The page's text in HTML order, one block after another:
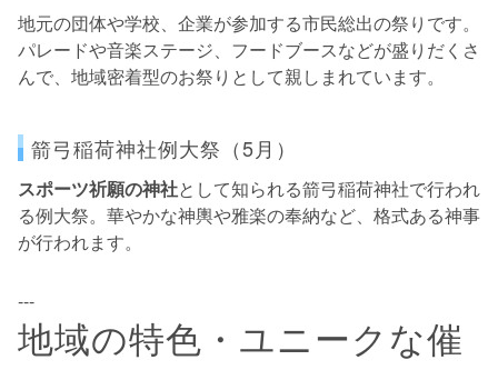
地元の団体や学校、企業が参加する市民総出の祭りです。
パレードや音楽ステージ、フードブースなどが盛りだくさ
んで、地域密着型のお祭りとして親しまれています。
箭弓稲荷神社例大祭（5月）
スポーツ祈願の神社として知られる箭弓稲荷神社で行われ
る例大祭。華やかな神輿や雅楽の奉納など、格式ある神事
が行われます。
---
地域の特色・ユニークな催